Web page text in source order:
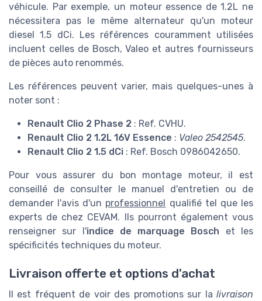
véhicule. Par exemple, un moteur essence de 1.2L ne
nécessitera pas le même alternateur qu'un moteur
diesel 1.5 dCi. Les références couramment utilisées
incluent celles de Bosch, Valeo et autres fournisseurs
de pièces auto renommés.
Les références peuvent varier, mais quelques-unes à
noter sont :
Renault Clio 2 Phase 2 : Ref. CVHU.
Renault Clio 2 1.2L 16V Essence : Valeo 2542545.
Renault Clio 2 1.5 dCi : Ref. Bosch 0986042650.
Pour vous assurer du bon montage moteur, il est
conseillé de consulter le manuel d'entretien ou de
demander l'avis d'un professionnel qualifié tel que les
experts de chez CEVAM. Ils pourront également vous
renseigner sur l'indice de marquage Bosch et les
spécificités techniques du moteur.
Livraison offerte et options d'achat
Il est fréquent de voir des promotions sur la livraison